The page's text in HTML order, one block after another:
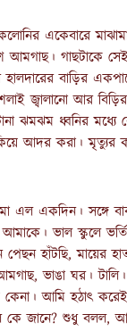
একেবারে
আমগাছ। গাছটাকে
বাড়ির
জ্বালানো আর
ঝমঝম ধ্বনির
আদর করা। মৃত্যুর
এল একদিন। সঙ্গে
আমাকে। ভাল স্কুলে
হাঁটছি, মায়ের
ভাঙা ঘর।
কেনা। আমি হঠাৎ
কে জানে? শুধু